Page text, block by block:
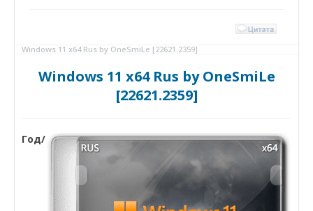
Windows 11 x64 Rus by OneSmiLe [22621.2359]
Windows 11 x64 Rus by OneSmiLe
[22621.2359]
Год/